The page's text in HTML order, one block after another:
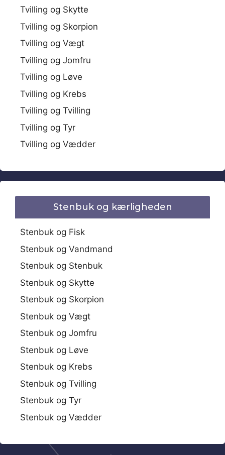
Tvilling og Skytte
Tvilling og Skorpion
Tvilling og Vægt
Tvilling og Jomfru
Tvilling og Løve
Tvilling og Krebs
Tvilling og Tvilling
Tvilling og Tyr
Tvilling og Vædder
Stenbuk og kærligheden
Stenbuk og Fisk
Stenbuk og Vandmand
Stenbuk og Stenbuk
Stenbuk og Skytte
Stenbuk og Skorpion
Stenbuk og Vægt
Stenbuk og Jomfru
Stenbuk og Løve
Stenbuk og Krebs
Stenbuk og Tvilling
Stenbuk og Tyr
Stenbuk og Vædder